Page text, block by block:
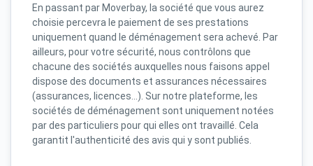
En passant par Moverbay, la société que vous aurez
choisie percevra le paiement de ses prestations
uniquement quand le déménagement sera achevé. Par
ailleurs, pour votre sécurité, nous contrôlons que
chacune des sociétés auxquelles nous faisons appel
dispose des documents et assurances nécessaires
(assurances, licences...). Sur notre plateforme, les
sociétés de déménagement sont uniquement notées
par des particuliers pour qui elles ont travaillé. Cela
garantit l'authenticité des avis qui y sont publiés.